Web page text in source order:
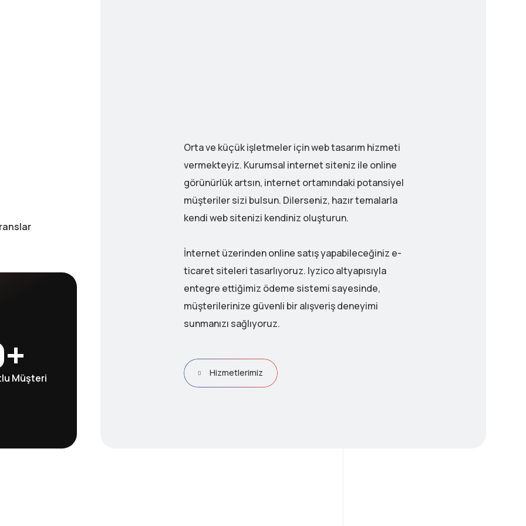
Müşteri
+
Orta ve küçük işletmeler için web tasarım hizmeti
vermekteyiz. Kurumsal internet siteniz ile online
görünürlük artsın, internet ortamındaki potansiyel
müşteriler sizi bulsun. Dilerseniz, hazır temalarla
kendi web sitenizi kendiniz oluşturun.
İnternet üzerinden online satış yapabileceğiniz e-
ticaret siteleri tasarlıyoruz. Iyzico altyapısıyla
entegre ettiğimiz ödeme sistemi sayesinde,
müşterilerinize güvenli bir alışveriş deneyimi
sunmanızı sağlıyoruz.
Hizmetlerimiz